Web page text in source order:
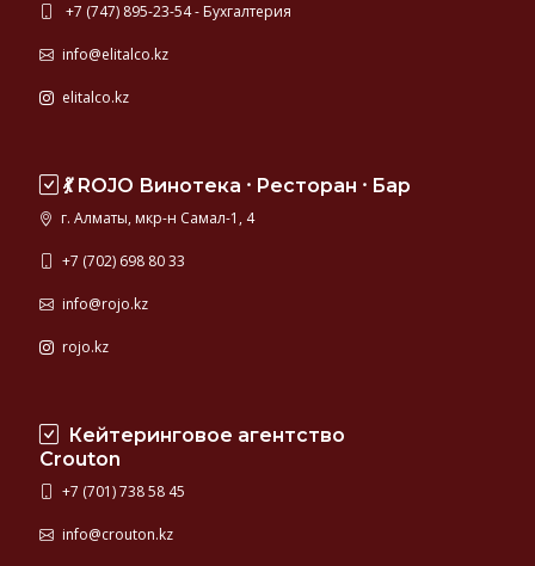
+7 (747) 895-23-54 - Бухгалтерия
info@elitalco.kz
elitalco.kz
💃 ROJO Винотека ⸱ Ресторан ⸱ Бар
г. Алматы, мкр-н Самал-1, 4
+7 (702) 698 80 33
info@rojo.kz
rojo.kz
Кейтеринговое агентство
Crouton
+7 (701) 738 58 45
info@crouton.kz